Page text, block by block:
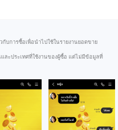
กับการซื้อเพื่อนำไปใช้ในรายงานยอดขาย
ละประเทศที่ใช้งานของผู้ซื้อ แต่ไม่มีข้อมูลที่